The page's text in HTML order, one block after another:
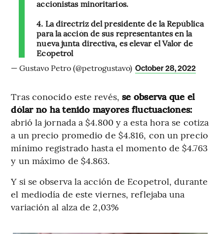
accionistas minoritarios.
4. La directriz del presidente de la República
para la acción de sus representantes en la
nueva junta directiva, es elevar el Valor de
Ecopetrol
— Gustavo Petro (@petrogustavo) October 28, 2022
Tras conocido este revés, se observa que el
dólar no ha tenido mayores fluctuaciones:
abrió la jornada a $4.800 y a esta hora se cotiza
a un precio promedio de $4.816, con un precio
mínimo registrado hasta el momento de $4.763
y un máximo de $4.863.
Y si se observa la acción de Ecopetrol, durante
el mediodía de este viernes, reflejaba una
variación al alza de 2,03%